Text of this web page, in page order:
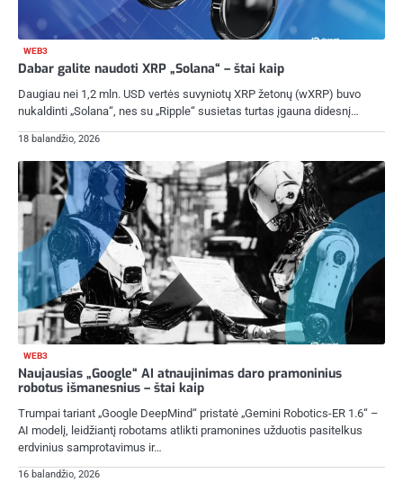
WEB3
Dabar galite naudoti XRP „Solana“ – štai kaip
Daugiau nei 1,2 mln. USD vertės suvyniotų XRP žetonų (wXRP) buvo
nukaldinti „Solana“, nes su „Ripple“ susietas turtas įgauna didesnį…
18 balandžio, 2026
WEB3
Naujausias „Google“ AI atnaujinimas daro pramoninius
robotus išmanesnius – štai kaip
Trumpai tariant „Google DeepMind“ pristatė „Gemini Robotics-ER 1.6“ –
AI modelį, leidžiantį robotams atlikti pramonines užduotis pasitelkus
erdvinius samprotavimus ir…
16 balandžio, 2026